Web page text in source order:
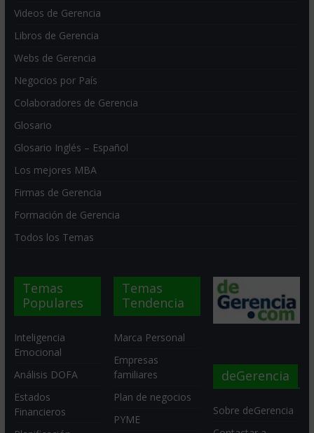
Videos de Gerencia
Libros de Gerencia
Webs de Gerencia
Negocios por País
Colaboradores de Gerencia
Glosario
Glosario Inglés – Español
Los mejores MBA
Firmas de Gerencia
Formación de Gerencia
Todos los Temas
Temas
Populares
Inteligencia
Emocional
Análisis DOFA
Estados
Financieros
Temas
Tendencia
Marca Personal
Empresas
familiares
Plan de negocios
PYME
deGerencia
Sobre deGerencia